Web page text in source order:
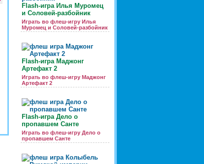
Flash-игра Илья Муромец
и Соловей-разбойник
Играть во флеш-игру Илья
Муромец и Соловей-разбойник
Flash-игра Маджонг
Артефакт 2
Играть во флеш-игру Маджонг
Артефакт 2
Flash-игра Дело о
пропавшем Санте
Играть во флеш-игру Дело о
пропавшем Санте